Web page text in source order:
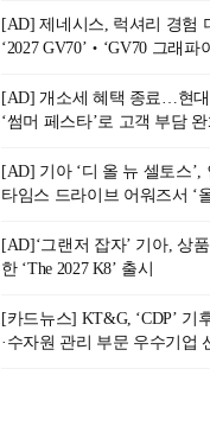
0년의
정화와
옥
연옥은
으며,
아갈
말한
족적을
세대에
담은 인
르고
한 자서
워하지
한 믿음
게 만드
의 보
회장은
도 조
터 하
라”고
조차 성
[AD] 제네시스, 럭셔리 경험
‘2027 GV70’‧‘GV70 그래파
[AD] 개소세 혜택 종료…현
‘썸머 페스타’로 고객 부담
[AD] 기아 ‘디 올 뉴 셀토스’,
타임스 드라이브 어워즈서 ‘
[AD]‘그랜저 잡자’ 기아, 상
한 ‘The 2027 K8’ 출시
[카드뉴스] KT&G, ‘CDP’ 기
·수자원 관리 부문 우수기업